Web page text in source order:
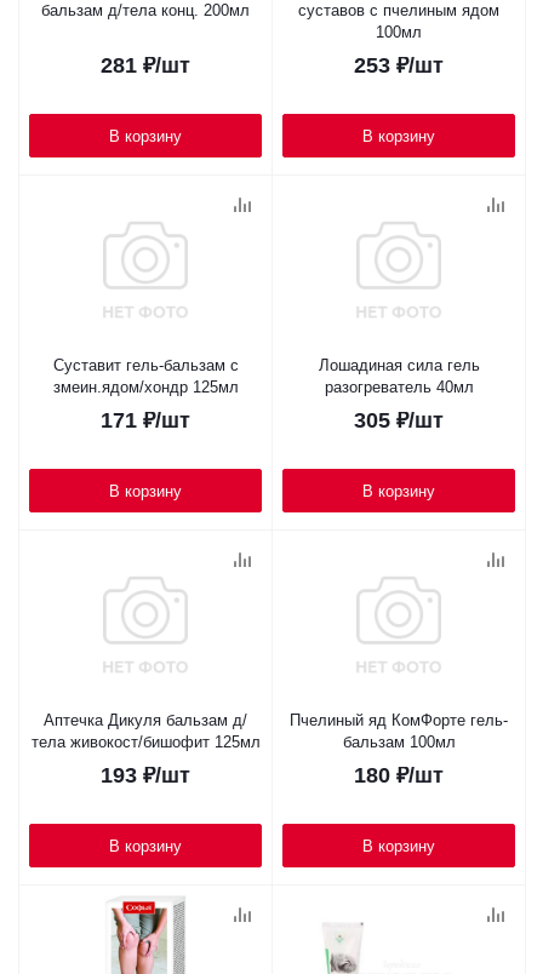
бальзам д/тела конц. 200мл
281 ₽/шт
В корзину
суставов с пчелиным ядом
100мл
253 ₽/шт
В корзину
Суставит гель-бальзам с
змеин.ядом/хондр 125мл
171 ₽/шт
В корзину
Лошадиная сила гель
разогреватель 40мл
305 ₽/шт
В корзину
Аптечка Дикуля бальзам д/
тела живокост/бишофит 125мл
193 ₽/шт
В корзину
Пчелиный яд КомФорте гель-
бальзам 100мл
180 ₽/шт
В корзину